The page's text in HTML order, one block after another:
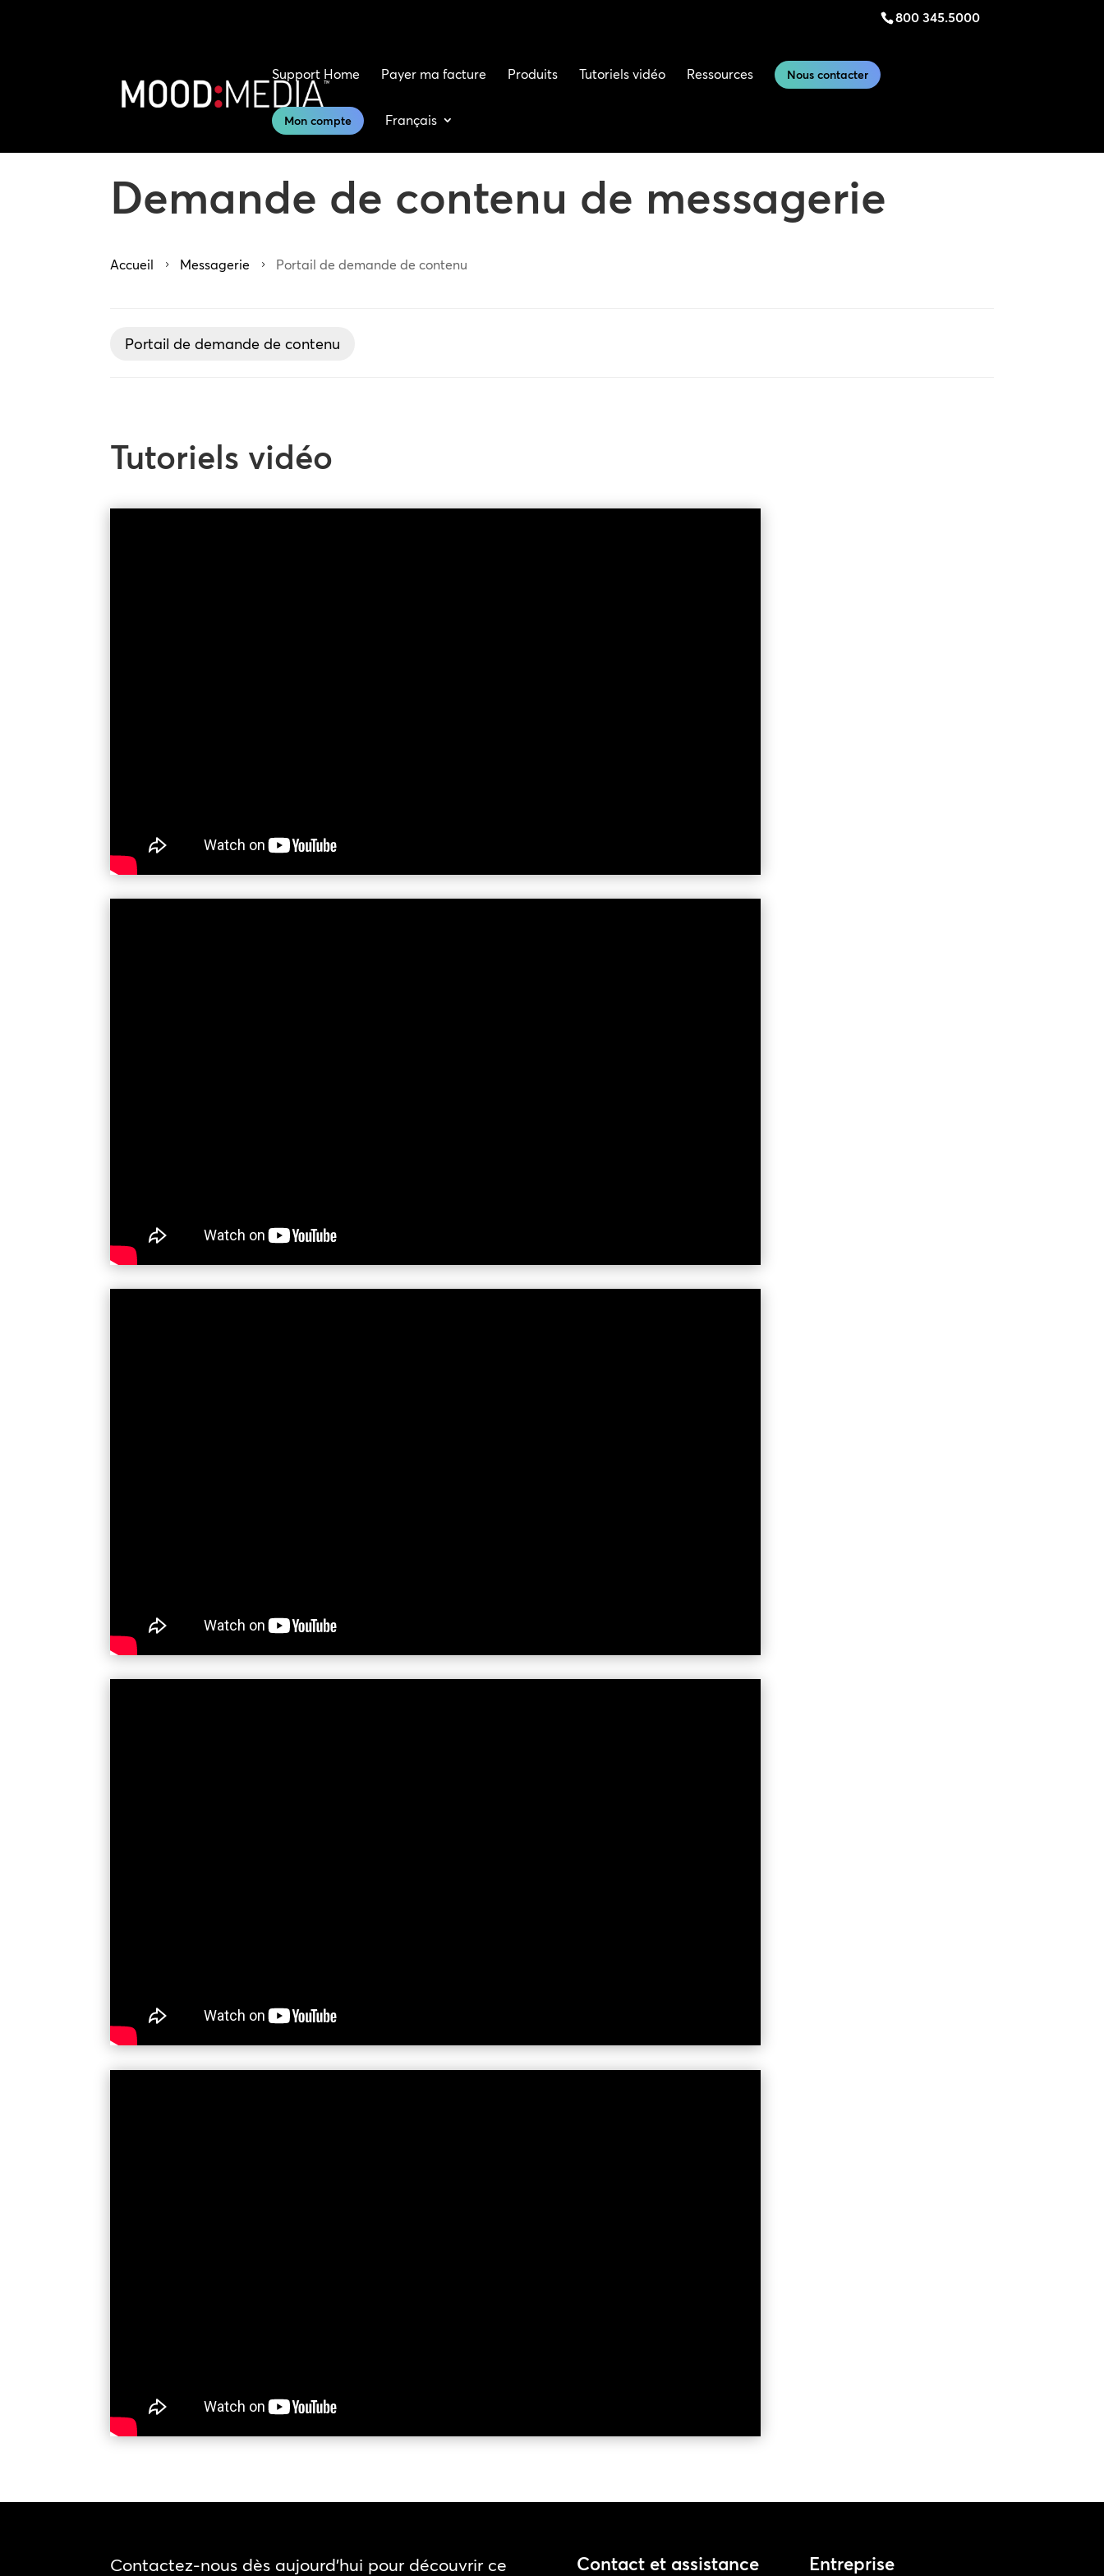
800 345.5000
Support Home Payer ma facture Produits Tutoriels vidéo Ressources Nous contacter
Mon compte Français
Demande de contenu de messagerie
Accueil 5 Messagerie 5 Portail de demande de contenu
Portail de demande de contenu
Tutoriels vidéo
Contactez-nous dès aujourd'hui pour découvrir ce
Contact et assistance Entreprise